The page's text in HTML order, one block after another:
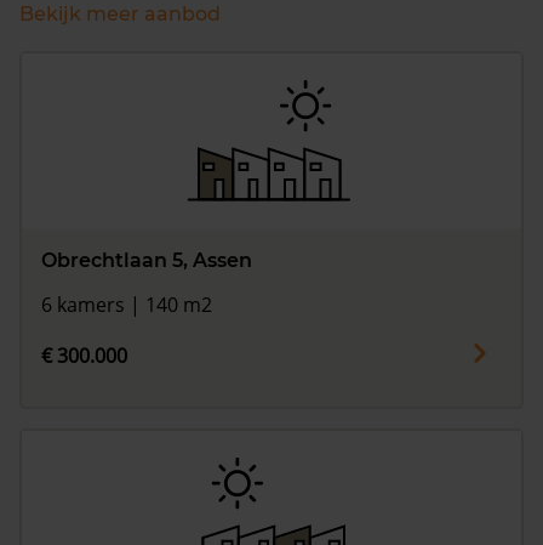
Bekijk meer aanbod
Obrechtlaan 5, Assen
6 kamers | 140 m2
€ 300.000